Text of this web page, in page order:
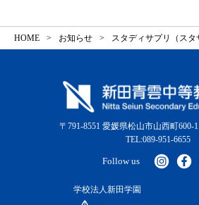
HOME お知らせ
〒791-8551 愛媛県松山市山西町600-1
TEL:089-951-6655
Follow us
学校法人新田学園